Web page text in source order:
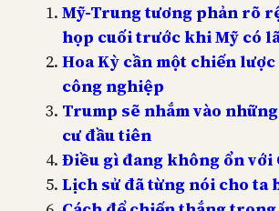
Mỹ-Trung tương phản rõ
họp cuối trước khi Mỹ có
Hoa Kỳ cần một chiến
công nghiệp
Trump sẽ nhắm vào
cư đầu tiên
Điều gì đang không ổn với
Lịch sử đã từng nói cho ta